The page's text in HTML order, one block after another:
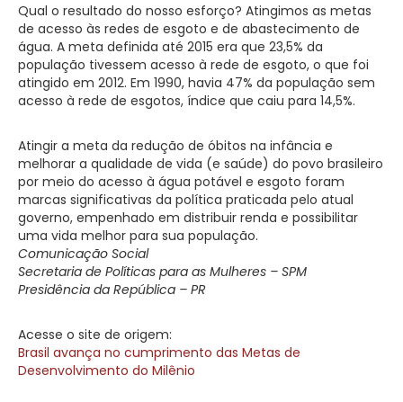
Qual o resultado do nosso esforço? Atingimos as metas
de acesso às redes de esgoto e de abastecimento de
água. A meta definida até 2015 era que 23,5% da
população tivessem acesso à rede de esgoto, o que foi
atingido em 2012. Em 1990, havia 47% da população sem
acesso à rede de esgotos, índice que caiu para 14,5%.
Atingir a meta da redução de óbitos na infância e
melhorar a qualidade de vida (e saúde) do povo brasileiro
por meio do acesso à água potável e esgoto foram
marcas significativas da política praticada pelo atual
governo, empenhado em distribuir renda e possibilitar
uma vida melhor para sua população.
Comunicação Social
Secretaria de Políticas para as Mulheres – SPM
Presidência da República – PR
Acesse o site de origem:
Brasil avança no cumprimento das Metas de
Desenvolvimento do Milênio